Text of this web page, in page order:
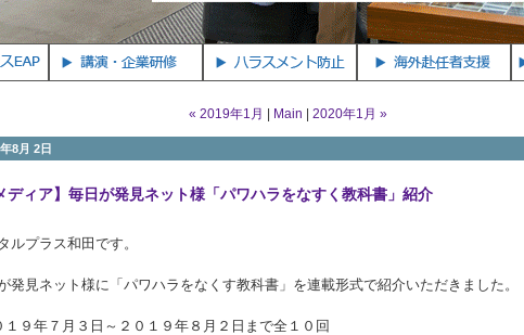
« 2019年1月 Main 2020年1月 »
8月 2日
ディア】毎日が発見ネット様「パワハラをなすく教科書」紹介
ルプラス和田です。
発見ネット様に「パワハラをなくす教科書」を連載形式で紹介いただきました。
１９年７月３日～２０１９年８月２日まで全１０回